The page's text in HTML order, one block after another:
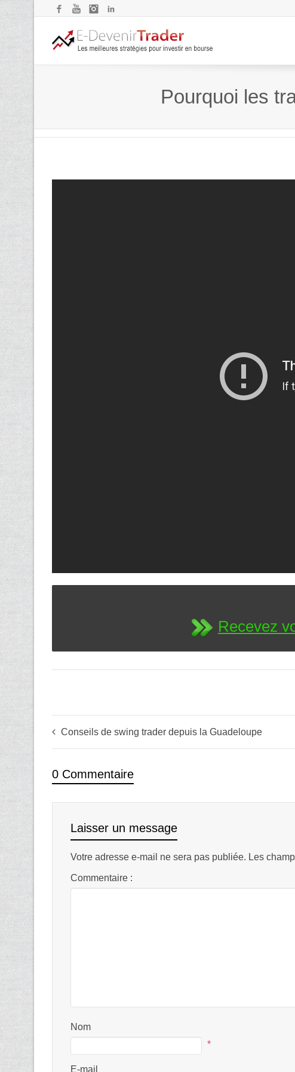
FacebookYouTubeInstagram
Pourquoi les
Recevez
Conseils de swing trader depuis la Guadeloupe
0 Commentaire
Laisser un message
Votre adresse e-mail ne sera pas publiée. Les
Commentaire :
Nom
*
E-mail